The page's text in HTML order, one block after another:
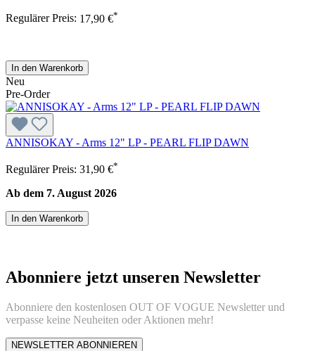
Regulärer Preis: 17,90 €*
In den Warenkorb
Neu
Pre-Order
ANNISOKAY - Arms 12" LP - PEARL FLIP DAWN
Regulärer Preis: 31,90 €*
Ab dem 7. August 2026
In den Warenkorb
Abonniere jetzt unseren Newsletter
Abonniere den kostenlosen OUT OF VOGUE Newsletter und
verpasse keine Neuheiten oder Aktionen mehr!
NEWSLETTER ABONNIEREN